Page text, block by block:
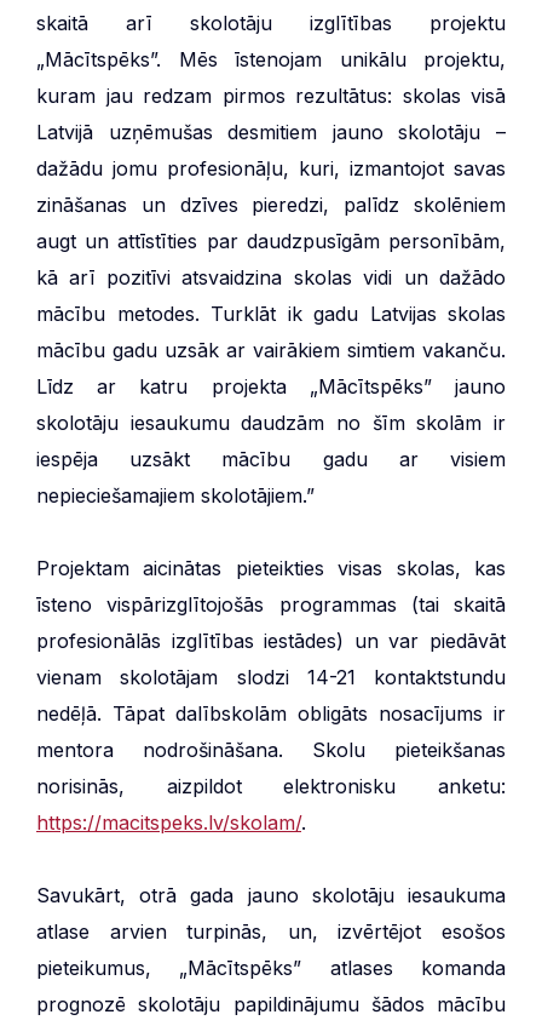
skaitā arī skolotāju izglītības projektu
„Mācītspēks”. Mēs īstenojam unikālu projektu,
kuram jau redzam pirmos rezultātus: skolas visā
Latvijā uzņēmušas desmitiem jauno skolotāju –
dažādu jomu profesionāļu, kuri, izmantojot savas
zināšanas un dzīves pieredzi, palīdz skolēniem
augt un attīstīties par daudzpusīgām personībām,
kā arī pozitīvi atsvaidzina skolas vidi un dažādo
mācību metodes. Turklāt ik gadu Latvijas skolas
mācību gadu uzsāk ar vairākiem simtiem vakanču.
Līdz ar katru projekta „Mācītspēks” jauno
skolotāju iesaukumu daudzām no šīm skolām ir
iespēja uzsākt mācību gadu ar visiem
nepieciešamajiem skolotājiem.”
Projektam aicinātas pieteikties visas skolas, kas
īsteno vispārizglītojošās programmas (tai skaitā
profesionālās izglītības iestādes) un var piedāvāt
vienam skolotājam slodzi 14-21 kontaktstundu
nedēļā. Tāpat dalībskolām obligāts nosacījums ir
mentora nodrošināšana. Skolu pieteikšanas
norisinās, aizpildot elektronisku anketu:
https://macitspeks.lv/skolam/.
Savukārt, otrā gada jauno skolotāju iesaukuma
atlase arvien turpinās, un, izvērtējot esošos
pieteikumus, „Mācītspēks” atlases komanda
prognozē skolotāju papildinājumu šādos mācību